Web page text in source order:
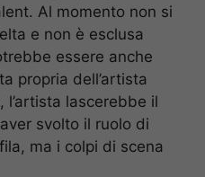
Al momento non si
e non è esclusa
essere anche
propria dell’artista
l’artista lascerebbe il
svolto il ruolo di
ma i colpi di scena